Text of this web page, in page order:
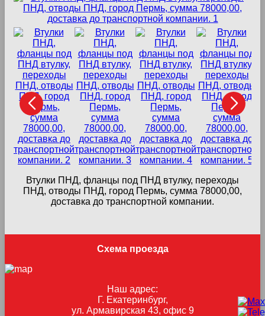
Втулки ПНД, фланцы под ПНД втулку, переходы
ПНД, отводы ПНД, город Пермь, сумма 78000,00,
доставка до транспортной компании.
Схема проезда
Наш адрес:
Г. Екатеринбург,
ул. Армавирская 43, офис 9